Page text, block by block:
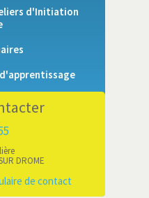
d'Initiation
DROME
de contact